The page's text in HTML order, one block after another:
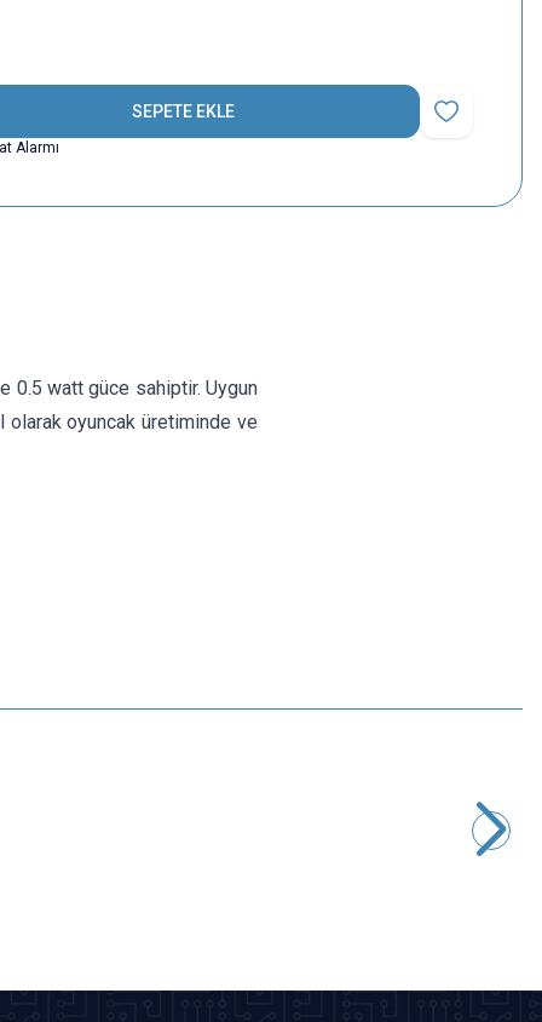
SEPETE EKLE
Favoriye Ekle
Alarmı
0.5 watt güce sahiptir. Uygun
olarak oyuncak üretiminde ve